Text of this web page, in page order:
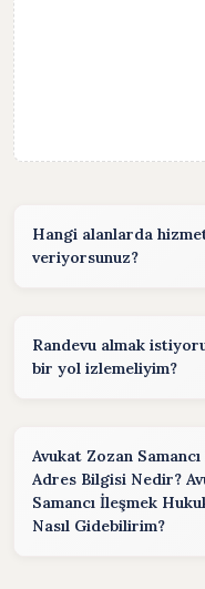
Hangi alanlarda
veriyorsunuz?
iletişim bölümünden
Randevu almak
bir yol izlemeliyim?
Telefon:
(Hafta içi :08:30
Email:(24 saat içinde
WhatsApp:Mesaj
Avukat Zozan
Adres Bilgisi Nedir?
Samancı İleşmek
Nasıl Gidebilirim?